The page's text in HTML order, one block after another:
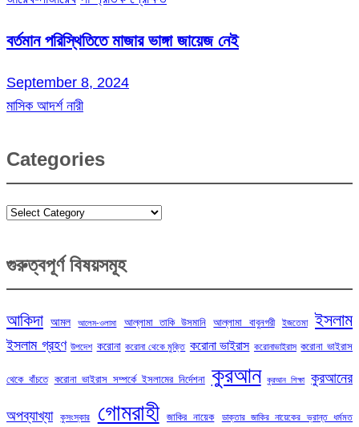
বর্তমান পরিস্থিতিতে মাজার ভাঙ্গা জায়েজ নেই
September 8, 2024
মাসিক আদর্শ নারী
Categories
Categories
গুরুত্বপূর্ণ বিষয়সমূহ
আকিদা আমল আলেম-ওলামা আল্লামা তাকি উসমানি আল্লামা বাবুনগরী ইজতেমা ইসলাম
ইসলাম গ্রহণ উপদেশ করোনা করোনা থেকে মুক্তি করোনা ভাইরাস করোনাভাইরাস করোনা ভাইরাস
থেকে বাঁচতে করোনা ভাইরাস সম্পর্কে ইসলামের নির্দেশনা কুরআন কুরআন শিক্ষা কুরআনের
অপব্যাখ্যা কুসংস্কার গোমরাহী জাকির নায়েক ডাক্তার জাকির নায়েকের ভ্রান্ত ধর্মমত